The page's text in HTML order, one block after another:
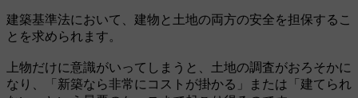
建築基準法において、建物と土地の両方の安全を担保するこ
とを求められます。
上物だけに意識がいってしまうと、土地の調査がおろそかに
なり、「新築なら非常にコストが掛かる」または「建てられ